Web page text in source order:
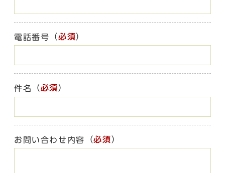
電話番号 （必須）
件名 （必須）
お問い合わせ内容 （必須）